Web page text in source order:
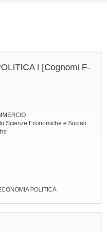
I [Cognomi F-
Scienze Economiche e Sociali
POLITICA